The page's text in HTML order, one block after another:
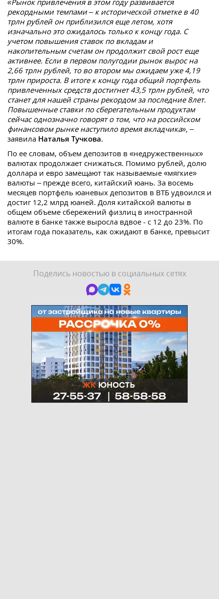
«Рынок привлечения в этом году развивается
рекордными темпами – к исторической отметке в 40
трлн рублей он приблизился еще летом, хотя
изначально это ожидалось только к концу года. С
учетом повышения ставок по вкладам и
накопительным счетам он продолжит свой рост еще
активнее. Если в первом полугодии рынок вырос на
2,66 трлн рублей, то во втором мы ожидаем уже 4,19
трлн прироста. В итоге к концу года общий портфель
привлеченных средств достигнет 43,5 трлн рублей, что
станет для нашей страны рекордом за последние 8лет.
Повышенные ставки по сберегательным продуктам
сейчас однозначно говорят о том, что на российском
финансовом рынке наступило время вкладчика», –
заявила Наталья Тучкова.
По ее словам, объем депозитов в «недружественных»
валютах продолжает снижаться. Помимо рублей, долю
доллара и евро замещают так называемые «мягкие»
валюты – прежде всего, китайский юань. За восемь
месяцев портфель юаневых депозитов в ВТБ удвоился и
достиг 12,2 млрд юаней. Доля китайской валюты в
общем объеме сбережений физлиц в иностранной
валюте в банке также выросла вдвое - с 12 до 23%. По
итогам года показатель, как ожидают в банке, превысит
30%.
Поделись новостью в социальных сетях